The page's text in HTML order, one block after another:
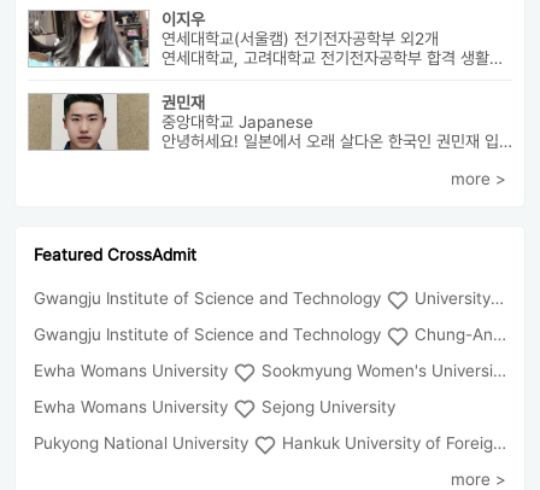
이지우
연세대학교(서울캠) 전기전자공학부 외2개
연세대학교, 고려대학교 전기전자공학부 합격 생활기록부, 내신, 활동 등...
권민재
중앙대학교 Japanese
안녕허세요! 일본에서 오래 살다온 한국인 권민재 입니다. 16년간 설고...
more >
Featured CrossAdmit
Gwangju Institute of Science and Technology
University of Seoul
Gwangju Institute of Science and Technology
Chung-Ang University
Ewha Womans University
Sookmyung Women's University
Ewha Womans University
Sejong University
Pukyong National University
Hankuk University of Foreign Studies(Global Campus
more >